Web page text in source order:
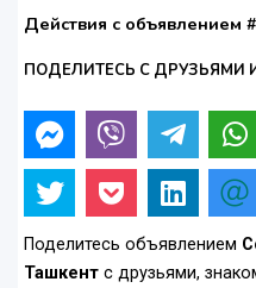
Действия с объявлением
ПОДЕЛИТЕСЬ С ДРУЗЬЯМИ
Поделитесь объявлением
Ташкент с друзьями,